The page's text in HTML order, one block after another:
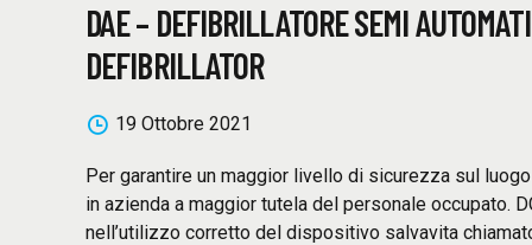
DAE – DEFIBRILLATORE SEMI
DEFIBRILLATOR
19 Ottobre 2021
Per garantire un maggior livello di sicurezza sul
in azienda a maggior tutela del personale occupato.
nell’utilizzo corretto del dispositivo salvavita